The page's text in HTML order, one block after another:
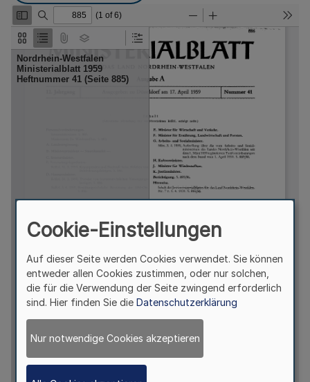
Cookie-Einstellungen
Auf dieser Seite werden Cookies verwendet. Sie können
entweder allen Cookies zustimmen, oder nur solchen,
die für die Verwendung der Seite zwingend erforderlich
sind. Hier finden Sie die Datenschutzerklärung
Nur notwendige Cookies akzeptieren